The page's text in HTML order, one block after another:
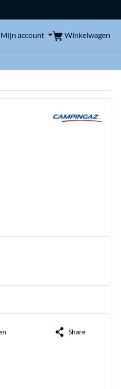
doorzoeken
Mijn account Winkelwagen
Share